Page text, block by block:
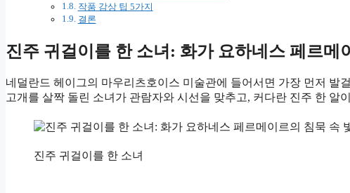
작품 감상 팁 5가지
결론
진주 귀걸이를 한 소녀: 화가 요하네스 페르메
네덜란드 헤이그의 마우리츠호이스 미술관에 들어서면 가장 먼저 발
고개를 살짝 돌린 소녀가 관람자와 시선을 맞추고, 커다란 진주 한 알
진주 귀걸이를 한 소녀